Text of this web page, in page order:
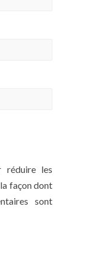
réduire les
façon dont
sont